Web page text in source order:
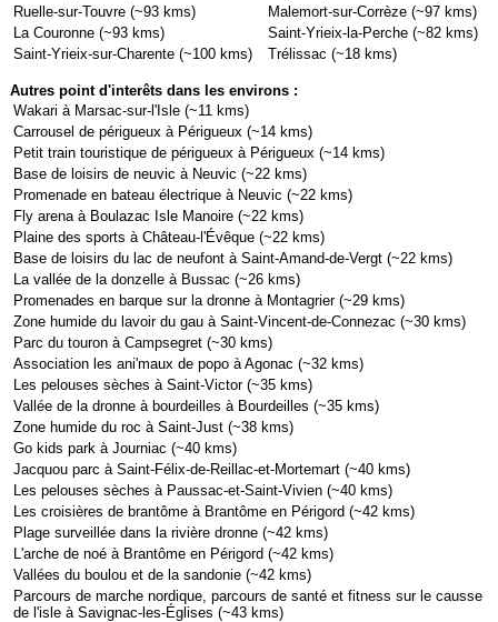
Ruelle-sur-Touvre (~93 kms)
Malemort-sur-Corrèze (~97 kms)
La Couronne (~93 kms)
Saint-Yrieix-la-Perche (~82 kms)
Saint-Yrieix-sur-Charente (~100 kms)
Trélissac (~18 kms)
Autres point d'interêts dans les environs :
Wakari à Marsac-sur-l'Isle (~11 kms)
Carrousel de périgueux à Périgueux (~14 kms)
Petit train touristique de périgueux à Périgueux (~14 kms)
Base de loisirs de neuvic à Neuvic (~22 kms)
Promenade en bateau électrique à Neuvic (~22 kms)
Fly arena à Boulazac Isle Manoire (~22 kms)
Plaine des sports à Château-l'Évêque (~22 kms)
Base de loisirs du lac de neufont à Saint-Amand-de-Vergt (~22 kms)
La vallée de la donzelle à Bussac (~26 kms)
Promenades en barque sur la dronne à Montagrier (~29 kms)
Zone humide du lavoir du gau à Saint-Vincent-de-Connezac (~30 kms)
Parc du touron à Campsegret (~30 kms)
Association les ani'maux de popo à Agonac (~32 kms)
Les pelouses sèches à Saint-Victor (~35 kms)
Vallée de la dronne à bourdeilles à Bourdeilles (~35 kms)
Zone humide du roc à Saint-Just (~38 kms)
Go kids park à Journiac (~40 kms)
Jacquou parc à Saint-Félix-de-Reillac-et-Mortemart (~40 kms)
Les pelouses sèches à Paussac-et-Saint-Vivien (~40 kms)
Les croisières de brantôme à Brantôme en Périgord (~42 kms)
Plage surveillée dans la rivière dronne (~42 kms)
L'arche de noé à Brantôme en Périgord (~42 kms)
Vallées du boulou et de la sandonie (~42 kms)
Parcours de marche nordique, parcours de santé et fitness sur le causse
de l'isle à Savignac-les-Églises (~43 kms)